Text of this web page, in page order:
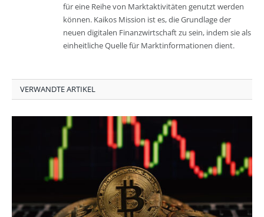
für eine Reihe von Marktaktivitäten genutzt werden
können. Kaikos Mission ist es, die Grundlage der
neuen digitalen Finanzwirtschaft zu sein, indem sie als
einheitliche Quelle für Marktinformationen dient.
VERWANDTE ARTIKEL